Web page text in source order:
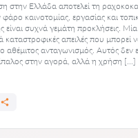
στην Ελλάδα αποτελεί τη
καινοτομίας, εργασίας και
συχνά γεμάτη προκλήσεις. Μία
καταστροφικές απειλές που μπορεί
ο αθέμιτος ανταγωνισμός. Αυτός δεν
στην αγορά, αλλά η χρήση […]